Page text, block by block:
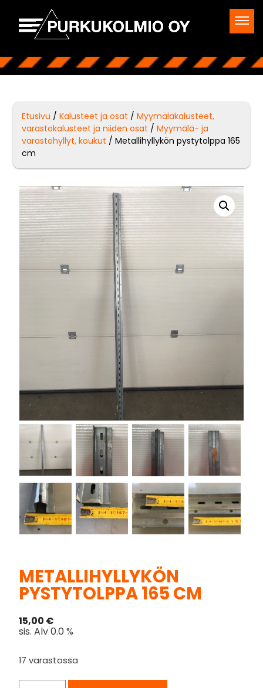
Etusivu /Kalusteet ja osat /Myymäläkalusteet,
varastokalusteet ja niiden osat /Myymälä- ja
varastohyllyt, koukut / Metallihyllykön pystytolppa 165
cm
METALLIHYLLYKÖN
PYSTYTOLPPA 165 CM
15,00 €
sis. Alv 0.0 %
17 varastossa